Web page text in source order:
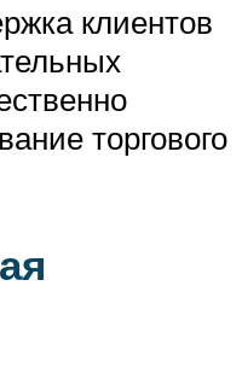
клиентов
торгового